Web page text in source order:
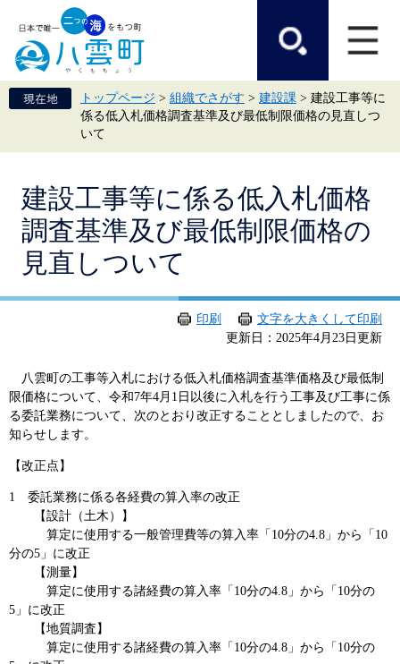
頭
で
飛
ば
本
トップページ > 組織でさがす > 建設課 > 建設工事等に
係る低入札価格調査基準及び最低制限価格の見直しつ
いて
建設工事等に係る低入札価格
調査基準及び最低制限価格の
見直しついて
印刷
文字を大きくして印刷
更新日：2025年4月23日更新
八雲町の工事等入札における低入札価格調査基準価格及び最低制
限価格について、令和7年4月1日以後に入札を行う工事及び工事に係
る委託業務について、次のとおり改正することとしましたので、お
知らせします。
【改正点】
1 委託業務に係る各経費の算入率の改正
【設計（土木）】
算定に使用する一般管理費等の算入率「10分の4.8」から「10
分の5」に改正
【測量】
算定に使用する諸経費の算入率「10分の4.8」から「10分の
5」に改正
【地質調査】
算定に使用する諸経費の算入率「10分の4.8」から「10分の